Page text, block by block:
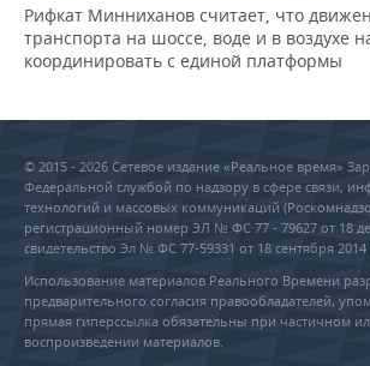
Рифкат Минниханов считает, что
транспорта на шоссе, воде и в воздухе
координировать с единой платформы
© 2015 - 2026 Сетевое издание «Реальное время»
Федеральной службой по надзору в сфере связи,
технологий и массовых коммуникаций
регистрационный номер ЭЛ № ФС 77 - 79627 от 18
свидетельство Эл № ФС 77-59331 от 18 сентября 2014
Использование материалов Реального Времени
предварительного согласия правообладателей,
прямая гиперссылка обязательны при частичном
воспроизведении материалов.